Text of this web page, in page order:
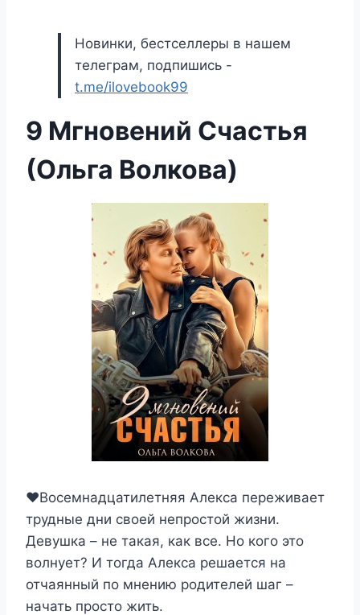
Новинки, бестселлеры в нашем
телеграм, подпишись -
t.me/ilovebook99
9 Мгновений Счастья
(Ольга Волкова)
❤Восемнадцатилетняя Алекса переживает
трудные дни своей непростой жизни.
Девушка – не такая, как все. Но кого это
волнует? И тогда Алекса решается на
отчаянный по мнению родителей шаг –
начать просто жить.